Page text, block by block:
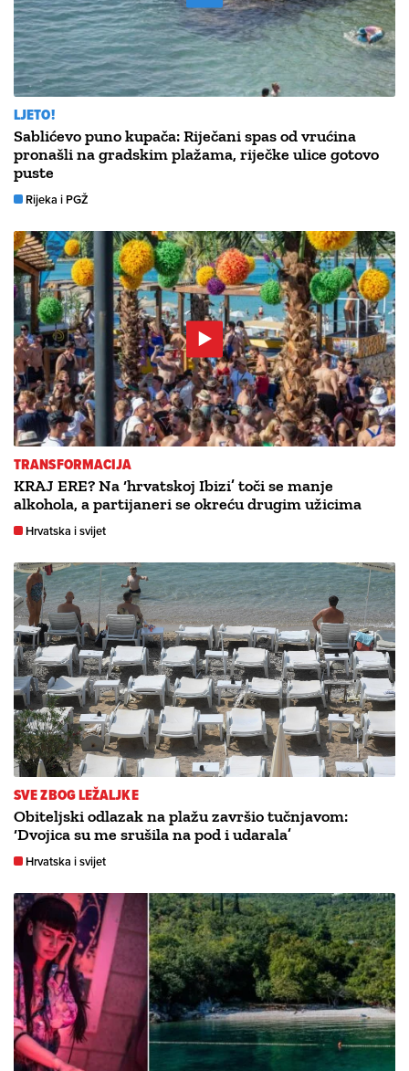
LJETO!
Sablićevo puno kupača: Riječani spas od vrućina
pronašli na gradskim plažama, riječke ulice gotovo
puste
Rijeka i PGŽ
TRANSFORMACIJA
KRAJ ERE? Na ‘hrvatskoj Ibizi’ toči se manje
alkohola, a partijaneri se okreću drugim užicima
Hrvatska i svijet
SVE ZBOG LEŽALJKE
Obiteljski odlazak na plažu završio tučnjavom:
‘Dvojica su me srušila na pod i udarala’
Hrvatska i svijet